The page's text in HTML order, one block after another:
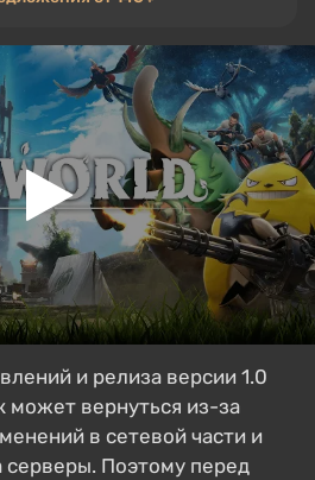
и релиза версии 1.0
может вернуться из-за
в сетевой части и
серверы. Поэтому перед